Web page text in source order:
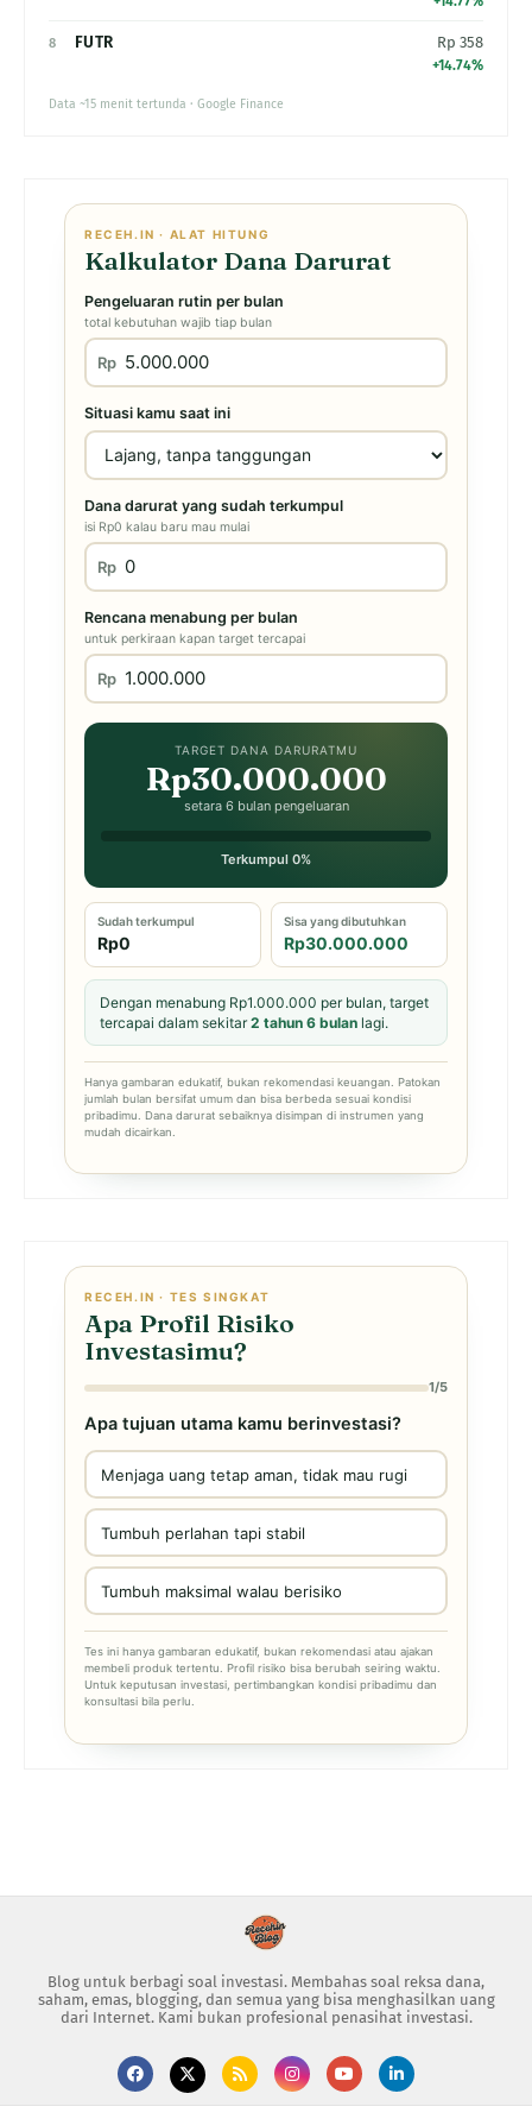
8 FUTR Rp 358
+14.74%
Data ~15 menit tertunda · Google Finance
RECEH.IN · ALAT HITUNG
Kalkulator Dana Darurat
Pengeluaran rutin per bulan
total kebutuhan wajib tiap bulan
Rp
Situasi kamu saat ini
Dana darurat yang sudah terkumpul
isi Rp0 kalau baru mau mulai
Rp
Rencana menabung per bulan
untuk perkiraan kapan target tercapai
Rp
TARGET DANA DARURATMU
Rp30.000.000
setara 6 bulan pengeluaran
Terkumpul 0%
Sudah terkumpul
Rp0
Sisa yang dibutuhkan
Rp30.000.000
Dengan menabung Rp1.000.000 per bulan, target
tercapai dalam sekitar2 tahun 6 bulan lagi.
Hanya gambaran edukatif, bukan rekomendasi keuangan. Patokan
jumlah bulan bersifat umum dan bisa berbeda sesuai kondisi
pribadimu. Dana darurat sebaiknya disimpan di instrumen yang
mudah dicairkan.
RECEH.IN · TES SINGKAT
Apa Profil Risiko
Investasimu?
1/5
Apa tujuan utama kamu berinvestasi?
Menjaga uang tetap aman, tidak mau rugi
Tumbuh perlahan tapi stabil
Tumbuh maksimal walau berisiko
Tes ini hanya gambaran edukatif, bukan rekomendasi atau ajakan
membeli produk tertentu. Profil risiko bisa berubah seiring waktu.
Untuk keputusan investasi, pertimbangkan kondisi pribadimu dan
konsultasi bila perlu.
Blog untuk berbagi soal investasi. Membahas soal reksa dana,
saham, emas, blogging, dan semua yang bisa menghasilkan uang
dari Internet. Kami bukan profesional penasihat investasi.